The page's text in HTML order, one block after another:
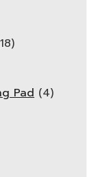
Pad (4)